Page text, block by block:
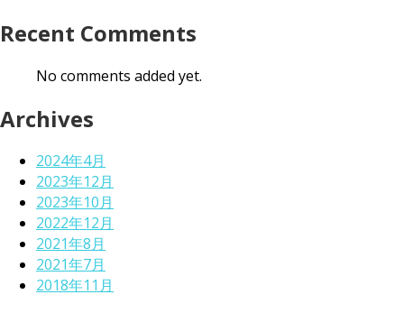
Recent Comments
No comments added yet.
Archives
2024年4月
2023年12月
2023年10月
2022年12月
2021年8月
2021年7月
2018年11月